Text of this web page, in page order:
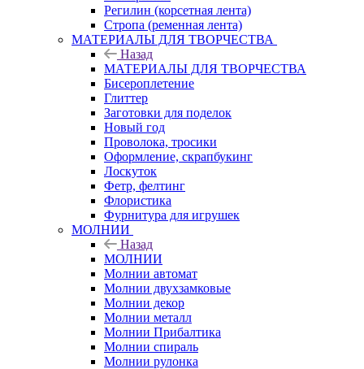
Регилин (корсетная лента)
Стропа (ременная лента)
МАТЕРИАЛЫ ДЛЯ ТВОРЧЕСТВА
Назад
МАТЕРИАЛЫ ДЛЯ ТВОРЧЕСТВА
Бисероплетение
Глиттер
Заготовки для поделок
Новый год
Проволока, тросики
Оформление, скрапбукинг
Лоскуток
Фетр, фелтинг
Флористика
Фурнитура для игрушек
МОЛНИИ
Назад
МОЛНИИ
Молнии автомат
Молнии двухзамковые
Молнии декор
Молнии металл
Молнии Прибалтика
Молнии спираль
Молнии рулонка